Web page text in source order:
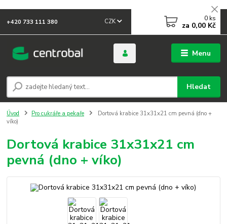
Menu
CZK
Hledat
+420 733 111 380 0 ks
za 0,00 Kč
Úvod Pro cukráře a pekaře
Dortová krabice 31x31x21 cm pevná (dno +
víko)
Dortová krabice 31x31x21 cm
pevná (dno + víko)